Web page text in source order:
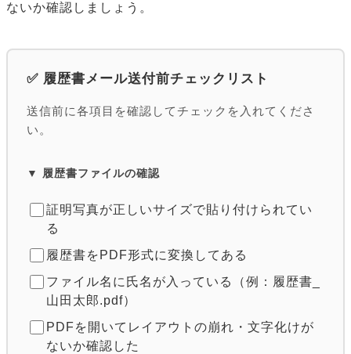
ないか確認しましょう。
✅ 履歴書メール送付前チェックリスト
送信前に各項目を確認してチェックを入れてくださ
い。
▼ 履歴書ファイルの確認
証明写真が正しいサイズで貼り付けられてい
る
履歴書をPDF形式に変換してある
ファイル名に氏名が入っている（例：履歴書_
山田太郎.pdf）
PDFを開いてレイアウトの崩れ・文字化けが
ないか確認した